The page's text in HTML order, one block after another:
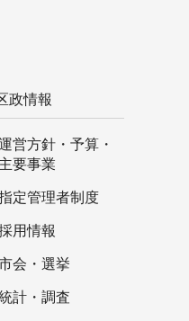
政情報
営方針・予算・
主要事業
定管理者制度
用情報
会・選挙
計・調査